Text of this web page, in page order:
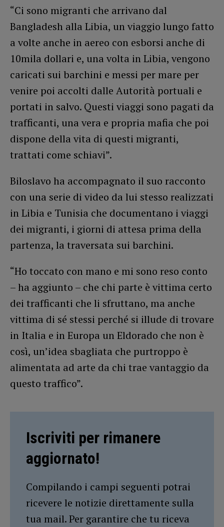
“Ci sono migranti che arrivano dal
Bangladesh alla Libia, un viaggio lungo fatto
a volte anche in aereo con esborsi anche di
10mila dollari e, una volta in Libia, vengono
caricati sui barchini e messi per mare per
venire poi accolti dalle Autorità portuali e
portati in salvo. Questi viaggi sono pagati da
trafficanti, una vera e propria mafia che poi
dispone della vita di questi migranti,
trattati come schiavi”.
Biloslavo ha accompagnato il suo racconto
con una serie di video da lui stesso realizzati
in Libia e Tunisia che documentano i viaggi
dei migranti, i giorni di attesa prima della
partenza, la traversata sui barchini.
“Ho toccato con mano e mi sono reso conto
– ha aggiunto – che chi parte è vittima certo
dei trafficanti che li sfruttano, ma anche
vittima di sé stessi perché si illude di trovare
in Italia e in Europa un Eldorado che non è
così, un’idea sbagliata che purtroppo è
alimentata ad arte da chi trae vantaggio da
questo traffico”.
Iscriviti per rimanere
aggiornato!
Compilando i campi seguenti potrai
ricevere le notizie direttamente sulla
tua mail. Per garantire che tu riceva